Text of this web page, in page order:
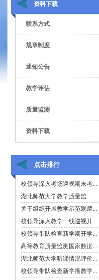
资料下载
联系方式
规章制度
通知公告
教学评估
质量监测
资料下载
点击排行